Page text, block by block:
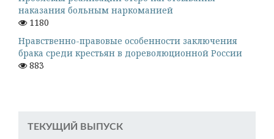
наказания больным наркоманией
1180
Нравственно-правовые особенности заключения
брака среди крестьян в дореволюционной России
883
ТЕКУЩИЙ ВЫПУСК